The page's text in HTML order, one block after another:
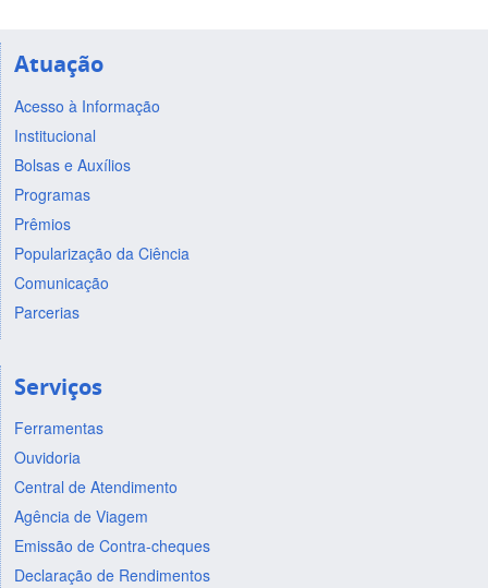
Atuação
Acesso à Informação
Institucional
Bolsas e Auxílios
Programas
Prêmios
Popularização da Ciência
Comunicação
Parcerias
Serviços
Ferramentas
Ouvidoria
Central de Atendimento
Agência de Viagem
Emissão de Contra-cheques
Declaração de Rendimentos